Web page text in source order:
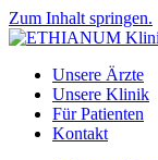
Zum Inhalt springen.
Unsere Ärzte
Unsere Klinik
Für Patienten
Kontakt